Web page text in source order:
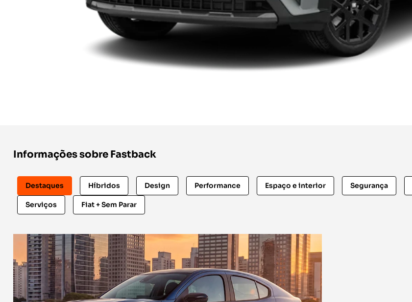
Informações sobre Fastback
Destaques Híbridos Design Performance Espaço e interior Segurança
Serviços Fiat + Sem Parar